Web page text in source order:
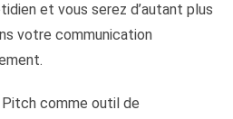
et vous serez d’autant plus
votre communication
Pitch comme outil de